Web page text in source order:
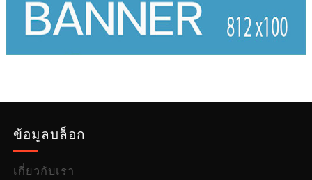
ข้อมูลบล็อก
เกี่ยวกับเรา